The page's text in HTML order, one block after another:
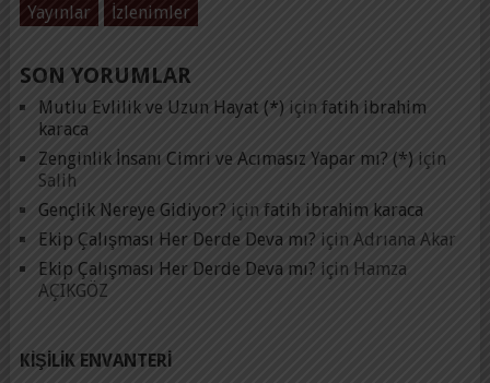
Yayınlar
İzlenimler
SON YORUMLAR
Mutlu Evlilik ve Uzun Hayat (*) için fatih ibrahim
karaca
Zenginlik İnsanı Cimri ve Acımasız Yapar mı? (*) için
Salih
Gençlik Nereye Gidiyor? için fatih ibrahim karaca
Ekip Çalışması Her Derde Deva mı? için Adrıana Akar
Ekip Çalışması Her Derde Deva mı? için Hamza
AÇIKGÖZ
KIŞILIK ENVANTERI